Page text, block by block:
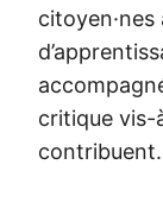
critique vis-
contribuent.